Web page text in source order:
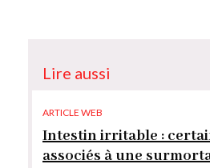
Lire aussi
ARTICLE WEB
Intestin irritable :
associés à une